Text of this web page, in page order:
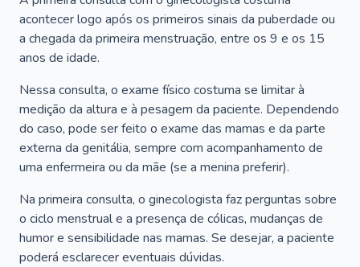
acontecer logo após os primeiros sinais da puberdade ou
a chegada da primeira menstruação, entre os 9 e os 15
anos de idade.
Nessa consulta, o exame físico costuma se limitar à
medição da altura e à pesagem da paciente. Dependendo
do caso, pode ser feito o exame das mamas e da parte
externa da genitália, sempre com acompanhamento de
uma enfermeira ou da mãe (se a menina preferir).
Na primeira consulta, o ginecologista faz perguntas sobre
o ciclo menstrual e a presença de cólicas, mudanças de
humor e sensibilidade nas mamas. Se desejar, a paciente
poderá esclarecer eventuais dúvidas.